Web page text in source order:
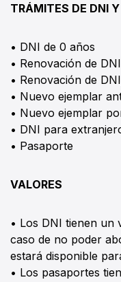
TRÁMITES DE DNI
• DNI de 0 años
• Renovación de
• Renovación de
• Nuevo ejemplar
• Nuevo ejemplar
• DNI para
• Pasaporte
VALORES
• Los DNI tienen un
caso de no poder
estará disponible
• Los pasaportes